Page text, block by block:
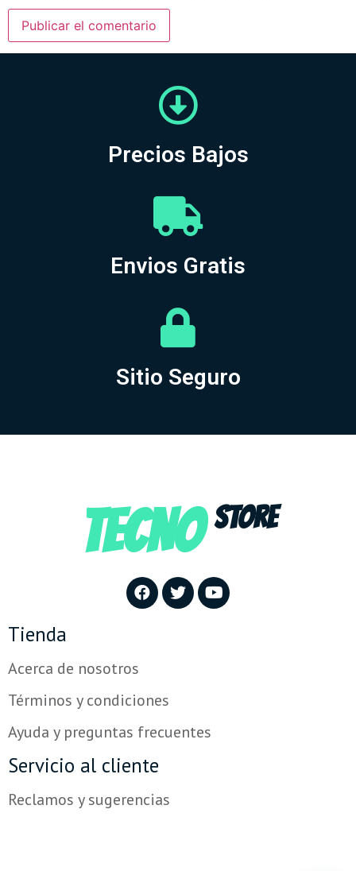
Precios Bajos
Envios Gratis
Sitio Seguro
TECNO STORE
Tienda
Acerca de nosotros
Términos y condiciones
Ayuda y preguntas frecuentes
Servicio al cliente
Reclamos y sugerencias